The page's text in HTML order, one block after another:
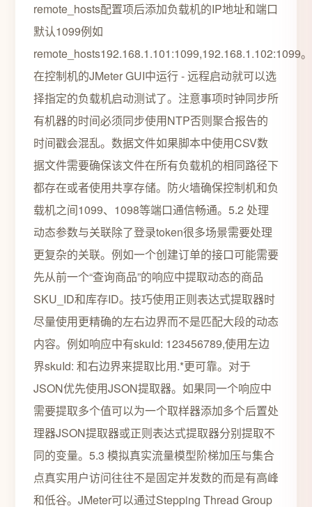
remote_hosts配置项后添加负载机的IP地址和端口
默认1099例如
remote_hosts192.168.1.101:1099,192.168.1.102:1099。
在控制机的JMeter GUI中运行 - 远程启动就可以选
择指定的负载机启动测试了。注意事项时钟同步所
有机器的时间必须同步使用NTP否则聚合报告的
时间戳会混乱。数据文件如果脚本中使用CSV数
据文件需要确保该文件在所有负载机的相同路径下
都存在或者使用共享存储。防火墙确保控制机和负
载机之间1099、1098等端口通信畅通。5.2 处理
动态参数与关联除了登录token很多场景需要处理
更复杂的关联。例如一个创建订单的接口可能需要
先从前一个“查询商品”的响应中提取动态的商品
SKU_ID和库存ID。技巧使用正则表达式提取器时
尽量使用更精确的左右边界而不是匹配大段的动态
内容。例如响应中有skuId: 123456789,使用左边
界skuId: 和右边界来提取比用.*更可靠。对于
JSON优先使用JSON提取器。如果同一个响应中
需要提取多个值可以为一个取样器添加多个后置处
理器JSON提取器或正则表达式提取器分别提取不
同的变量。5.3 模拟真实流量模型阶梯加压与集合
点真实用户访问往往不是固定并发数的而是有高峰
和低谷。JMeter可以通过Stepping Thread Group